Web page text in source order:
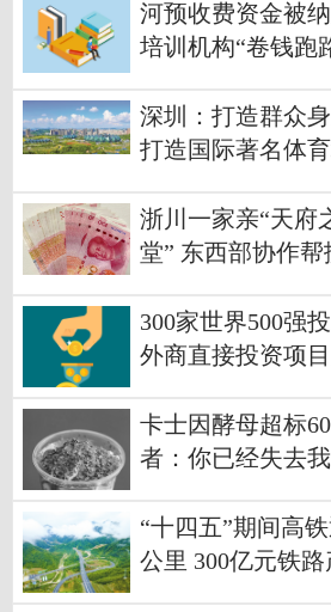
河预收费资金被
培训机构“卷钱跑
深圳：打造群众
打造国际著名体
浙川一家亲“天府
堂” 东西部协作帮
300家世界500强
外商直接投资项
卡士因酵母超标
者：你已经失去
“十四五”期间高
公里 300亿元铁